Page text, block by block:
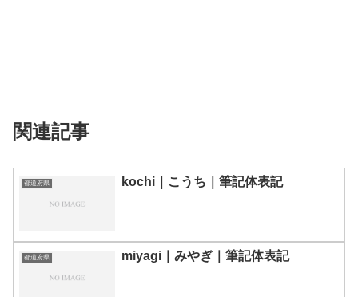
関連記事
都道府県 kochi｜こうち｜筆記体表記
都道府県 miyagi｜みやぎ｜筆記体表記